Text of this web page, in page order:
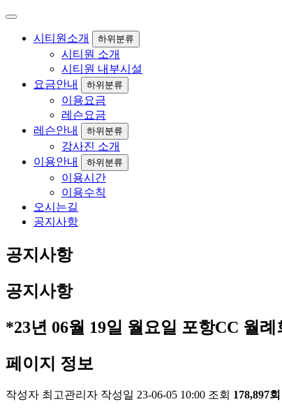
시티원소개 하위분류
시티원 소개
시티원 내부시설
요금안내
하위분류
이용요금
레슨요금
레슨안내
하위분류
강사진 소개
이용안내
하위분류
이용시간
이용수칙
오시는길
공지사항
공지사항
공지사항
*23년 06월 19일 월요일 포항CC 월
페이지 정보
작성자 최고관리자 작성일 23-06-05 10:00 조회 178,897회